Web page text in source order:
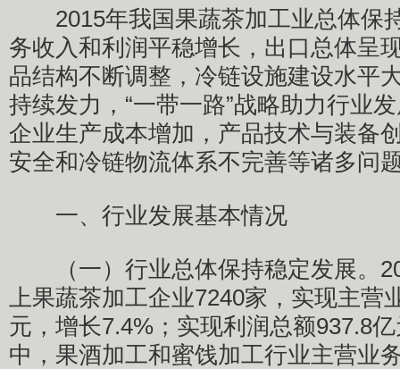
2015年我国果蔬茶加工业总体保
务收入和利润平稳增长，出口总体呈
品结构不断调整，冷链设施建设水平
持续发力，“一带一路”战略助力行业
企业生产成本增加，产品技术与装备
安全和冷链物流体系不完善等诸多问
一、行业发展基本情况
（一）行业总体保持稳定发展。
上果蔬茶加工企业7240家，实现主营
元，增长7.4%；实现利润总额937.8
中，果酒加工和蜜饯加工行业主营业